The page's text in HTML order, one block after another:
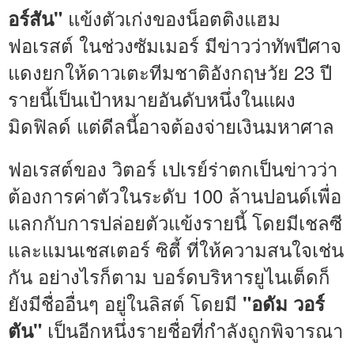
อร์สัน" แข้งตัวเก่งของน็อตติงแฮม
ฟอเรสต์ ในช่วงซัมเมอร์ มีข่าวว่าทัพปีศาจ
แดงยกให้ดาวเตะทีมชาติอังกฤษวัย 23 ปี
รายนี้เป็นเป้าหมายอันดับหนึ่งในแผง
มิดฟิลด์ แต่ดีลนี้อาจต้องจ่ายเงินมหาศาล
ฟอเรสต์ของ วิตอร์ เปเรย์ร่าตกเป็นข่าวว่า
ต้องการค่าตัวในระดับ 100 ล้านปอนด์เพื่อ
แลกกับการปล่อยตัวแข้งรายนี้ โดยมีเชลซี
และแมนเชสเตอร์ ซิตี้ ที่ให้ความสนใจเช่น
กัน อย่างไรก็ตาม บอร์ดบริหารยูไนเต็ดก็
ยังมีชื่ออื่นๆ อยู่ในลิสต์ โดยมี "อดัม วอร์
ตัน" เป็นอีกหนึ่งรายชื่อที่กำลังถูกพิจารณา